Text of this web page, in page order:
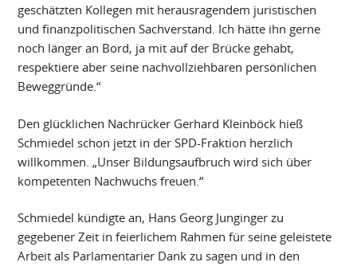
geschätzten Kollegen mit herausragendem juristischen
und finanzpolitischen Sachverstand. Ich hätte ihn gerne
noch länger an Bord, ja mit auf der Brücke gehabt,
respektiere aber seine nachvollziehbaren persönlichen
Beweggründe.“
Den glücklichen Nachrücker Gerhard Kleinböck hieß
Schmiedel schon jetzt in der SPD-Fraktion herzlich
willkommen. „Unser Bildungsaufbruch wird sich über
kompetenten Nachwuchs freuen.“
Schmiedel kündigte an, Hans Georg Junginger zu
gegebener Zeit in feierlichem Rahmen für seine geleistete
Arbeit als Parlamentarier Dank zu sagen und in den